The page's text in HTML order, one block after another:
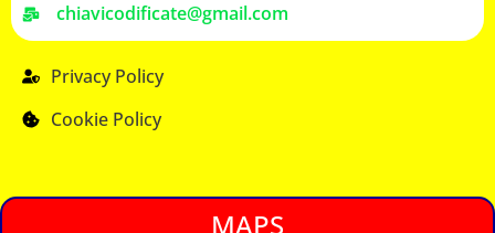
chiavicodificate@gmail.com
Privacy Policy
Cookie Policy
MAPS